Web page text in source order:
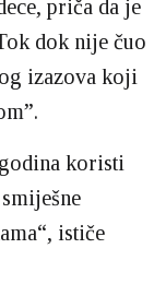
priča da je
dok nije čuo
izazova koji
koristi
ističe